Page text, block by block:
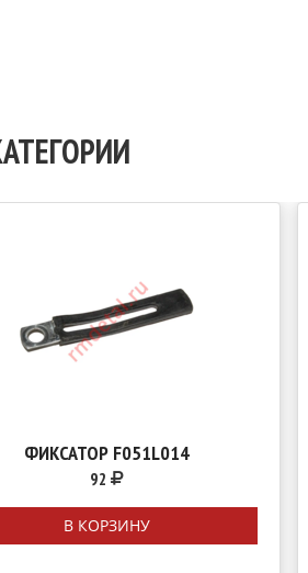
ФИКСАТОР F051L014
92
В КОРЗИНУ